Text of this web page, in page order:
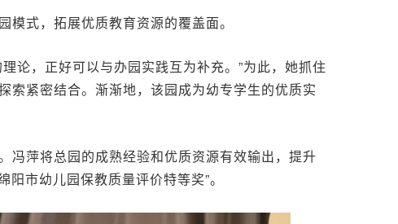
式，拓展优质教育资源的覆盖面。
论，正好可以与办园实践互为补充。”为此，她抓住
索紧密结合。渐渐地，该园成为幼专学生的优质实
冯萍将总园的成熟经验和优质资源有效输出，提升
市幼儿园保教质量评价特等奖”。